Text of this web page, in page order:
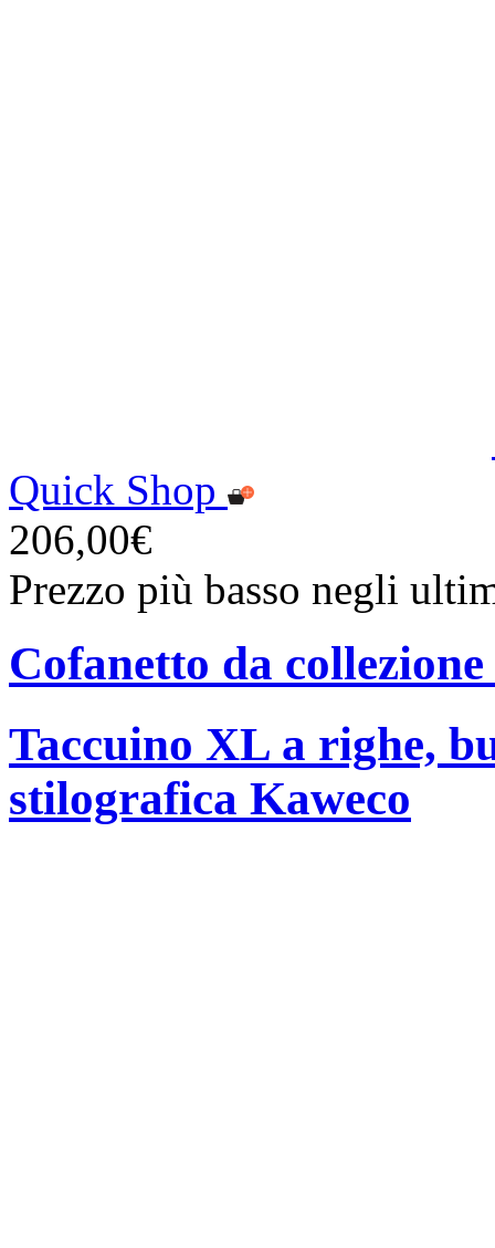
Quick Shop
206,00€
Prezzo più basso negli
Cofanetto da
Taccuino XL a righe,
stilografica Kaweco